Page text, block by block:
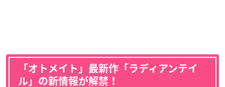
「オトメイト」最新作「ラディアンテイ
ル」の新情報が解禁！